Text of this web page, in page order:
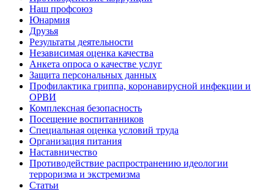
Наш профсоюз
Юнармия
Друзья
Результаты деятельности
Независимая оценка качества
Анкета опроса о качестве услуг
Защита персональных данных
Профилактика гриппа, коронавирусной инфекции и
ОРВИ
Комплексная безопасность
Посещение воспитанников
Специальная оценка условий труда
Организация питания
Наставничество
Противодействие распространению идеологии
терроризма и экстремизма
Статьи